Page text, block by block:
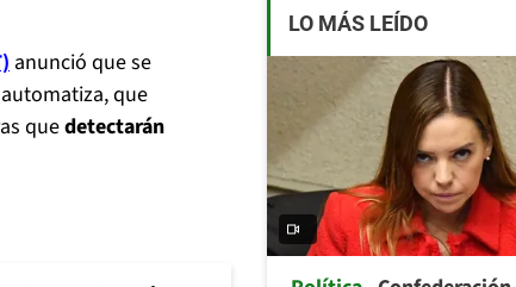
anunció que se
que
quedetectarán
LO MÁS LEÍDO